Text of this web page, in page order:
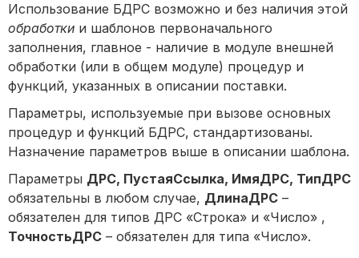
Использование БДРС возможно и без наличия этой
обработки и шаблонов первоначального
заполнения, главное - наличие в модуле внешней
обработки (или в общем модуле) процедур и
функций, указанных в описании поставки.
Параметры, используемые при вызове основных
процедур и функций БДРС, стандартизованы.
Назначение параметров выше в описании шаблона.
Параметры ДРС, ПустаяСсылка, ИмяДРС, ТипДРС
обязательны в любом случае, ДлинаДРС –
обязателен для типов ДРС «Строка» и «Число» ,
ТочностьДРС – обязателен для типа «Число».